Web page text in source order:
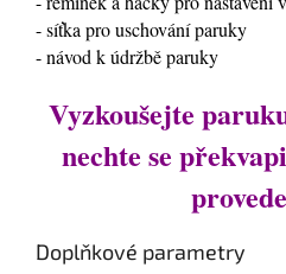
- síťka pro uschování paruky
- návod k údržbě paruky
Vyzkoušejte
nechte se
Doplňkové parametry